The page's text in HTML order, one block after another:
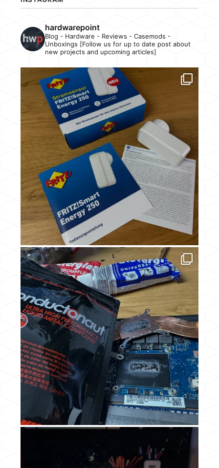
hardwarepoint
Blog - Hardware - Reviews - Casemods -
Unboxings [Follow us for up to date post about
new projects and upcoming articles]